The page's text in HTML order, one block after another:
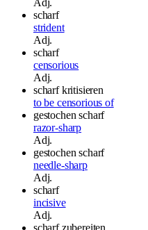
scharf
strident
Adj.
scharf
censorious
Adj.
scharf kritisieren
to be censorious of
gestochen scharf
razor-sharp
Adj.
gestochen scharf
needle-sharp
Adj.
scharf
incisive
Adj.
scharf zubereiten